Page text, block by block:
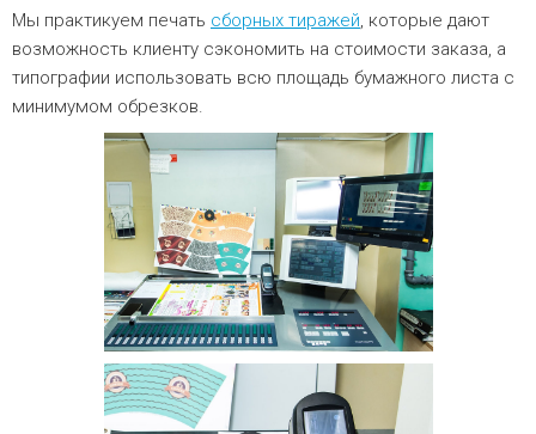
Мы практикуем печать сборных тиражей, которые дают
возможность клиенту сэкономить на стоимости заказа, а
типографии использовать всю площадь бумажного листа с
минимумом обрезков.